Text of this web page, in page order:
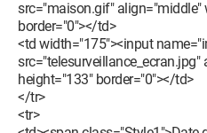
src="maison.gif" align="middle"
border="0"></td>
<td width="175"><input
height="133" border="0"></td>
</tr>
<tr>